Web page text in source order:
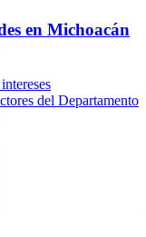
en Michoacán
del Departamento